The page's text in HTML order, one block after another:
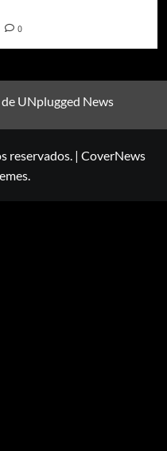
0
UNplugged News
reservados. | CoverNews